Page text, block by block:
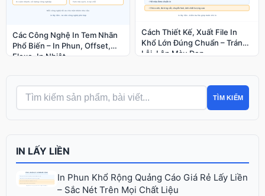
Các Công Nghệ In Tem Nhãn
Phổ Biến – In Phun, Offset,
Flexo, In Nhiệt
Cách Thiết Kế, Xuất File In
Khổ Lớn Đúng Chuẩn – Tránh
Lỗi, Lên Màu Đẹp
TÌM KIẾM
IN LẤY LIỀN
In Phun Khổ Rộng Quảng Cáo Giá Rẻ Lấy Liền
– Sắc Nét Trên Mọi Chất Liệu